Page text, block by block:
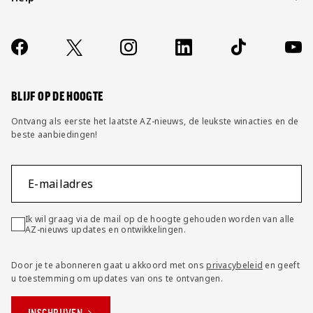
Contact
FAQ
Socials
https://www.facebook.com/AZAlkmaar
X Instagram LinkedIn TikTok
BLIJF OP DE HOOGTE
Ontvang als eerste het laatste AZ-nieuws, de leukste winacties en de
beste aanbiedingen!
E-mailadres
Ik wil graag via de mail op de hoogte gehouden worden van alle
AZ-nieuws updates en ontwikkelingen.
Door je te abonneren gaat u akkoord met onsprivacybeleid en geeft
u toestemming om updates van ons te ontvangen.